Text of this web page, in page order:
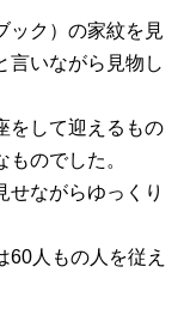
ック）の家紋を見
言いながら見物し
をして迎えるもの
のでした。
せながらゆっくり
60人もの人を従え